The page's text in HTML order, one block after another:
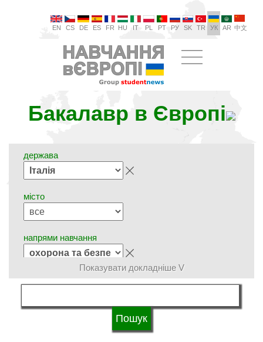
EN CS DE ES FR HU IT PL PT РУ SK TR УК AR 中文
Бакалавр в Європі
держава
місто
напрями навчання
мова навчання
Показувати докладніше V